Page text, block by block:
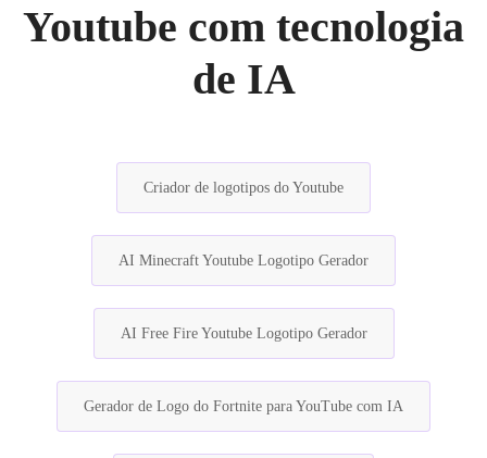
Youtube com tecnologia
de IA
Criador de logotipos do Youtube
AI Minecraft Youtube Logotipo Gerador
AI Free Fire Youtube Logotipo Gerador
Gerador de Logo do Fortnite para YouTube com IA